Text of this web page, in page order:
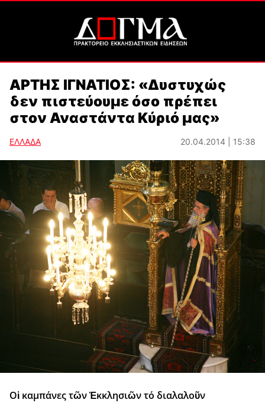
ΑΡΤΗΣ ΙΓΝΑΤΙΟΣ: «Δυστυχώς
δεν πιστεύουμε όσο πρέπει
στον Αναστάντα Κύριό μας»
ΕΛΛΑΔΑ 20.04.2014 | 15:38
Οἱ καμπάνες τῶν Ἐκκλησιῶν τό διαλαλοῦν